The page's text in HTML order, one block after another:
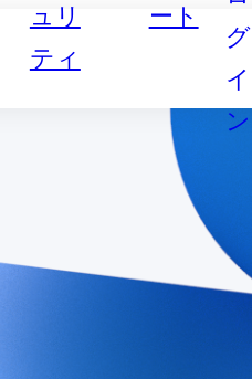
ュリ
ティ
ート
グ
イ
ン